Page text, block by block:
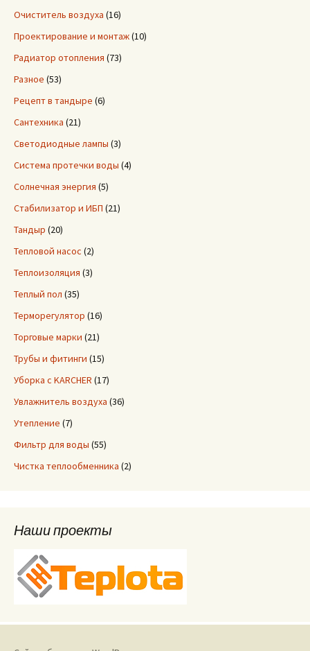
Очиститель воздуха (16)
Проектирование и монтаж(10)
Радиатор отопления (73)
Разное (53)
Рецепт в тандыре (6)
Сантехника (21)
Светодиодные лампы (3)
Система протечки воды (4)
Солнечная энергия (5)
Стабилизатор и ИБП (21)
Тандыр (20)
Тепловой насос (2)
Теплоизоляция (3)
Теплый пол (35)
Терморегулятор (16)
Торговые марки (21)
Трубы и фитинги (15)
Уборка с KARCHER (17)
Увлажнитель воздуха (36)
Утепление (7)
Фильтр для воды (55)
Чистка теплообменника (2)
Наши проекты